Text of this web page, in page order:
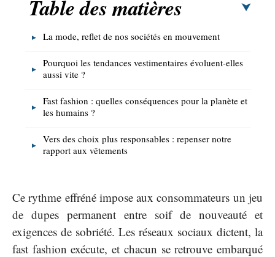
Table des matières
La mode, reflet de nos sociétés en mouvement
Pourquoi les tendances vestimentaires évoluent-elles
aussi vite ?
Fast fashion : quelles conséquences pour la planète et
les humains ?
Vers des choix plus responsables : repenser notre
rapport aux vêtements
Ce rythme effréné impose aux consommateurs un jeu
de dupes permanent entre soif de nouveauté et
exigences de sobriété. Les réseaux sociaux dictent, la
fast fashion exécute, et chacun se retrouve embarqué